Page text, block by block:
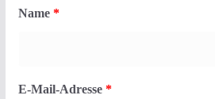
Name *
E-Mail-Adresse *